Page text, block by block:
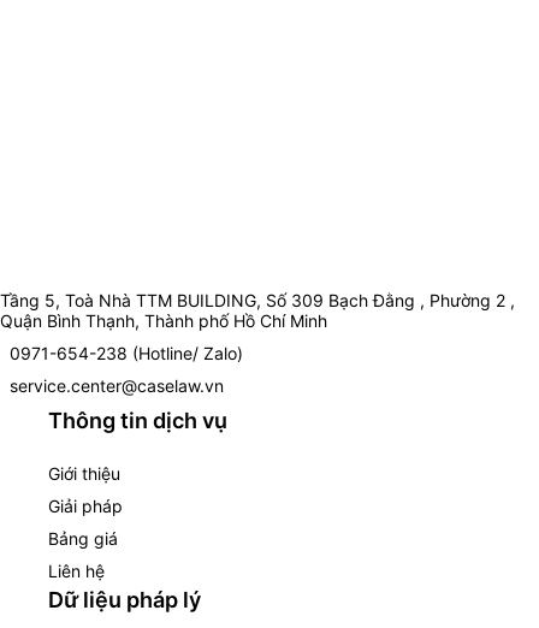
Tầng 5, Toà Nhà TTM BUILDING, Số 309 Bạch Đằng , Phường 2 ,
Quận Bình Thạnh, Thành phố Hồ Chí Minh
0971-654-238 (Hotline/ Zalo)
service.center@caselaw.vn
Thông tin dịch vụ
Giới thiệu
Giải pháp
Bảng giá
Liên hệ
Dữ liệu pháp lý